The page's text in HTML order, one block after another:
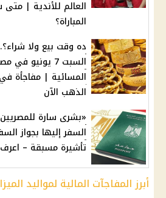
العالم للأندية |
المباراة؟
ده وقت بيع ولا
السبت 7 يونيو
الذهب الآن
السفر إليها بجواز
تأشيرة مسبقة – اعرف
أبرز المفاجآت المالية لمواليد